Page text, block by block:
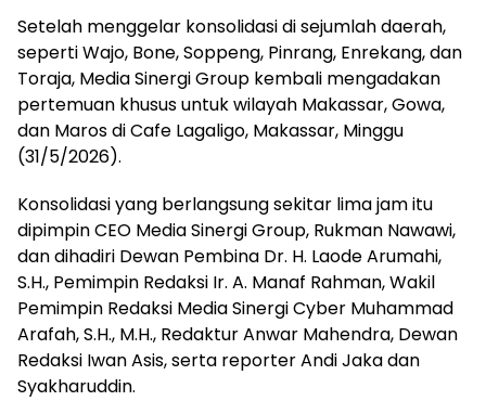
Setelah menggelar konsolidasi di sejumlah daerah,
seperti Wajo, Bone, Soppeng, Pinrang, Enrekang, dan
Toraja, Media Sinergi Group kembali mengadakan
pertemuan khusus untuk wilayah Makassar, Gowa,
dan Maros di Cafe Lagaligo, Makassar, Minggu
(31/5/2026).
Konsolidasi yang berlangsung sekitar lima jam itu
dipimpin CEO Media Sinergi Group, Rukman Nawawi,
dan dihadiri Dewan Pembina Dr. H. Laode Arumahi,
S.H., Pemimpin Redaksi Ir. A. Manaf Rahman, Wakil
Pemimpin Redaksi Media Sinergi Cyber Muhammad
Arafah, S.H., M.H., Redaktur Anwar Mahendra, Dewan
Redaksi Iwan Asis, serta reporter Andi Jaka dan
Syakharuddin.